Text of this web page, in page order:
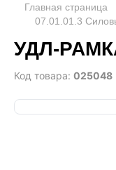
Главная страница
07.01.01.3
УДЛ-
Код товара: 025048